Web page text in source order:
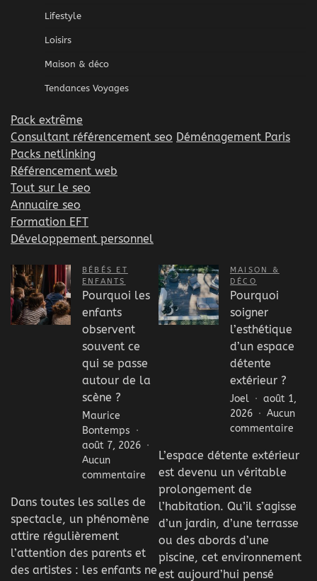
Lifestyle
Loisirs
Maison & déco
Tendances Voyages
Pack extrême
Consultant référencement seo Déménagement Paris
Packs netlinking
Référencement web
Tout sur le seo
Annuaire seo
Formation EFT
Développement personnel
BÉBÉS ET
ENFANTS
Pourquoi les
enfants
observent
souvent ce
qui se passe
autour de la
scène ?
Maurice
Bontemps
août 7, 2026
Aucun
commentaire sur
Pourquoi
enfants
observent
souvent
Dans toutes les salles de
spectacle, un phénomène
attire régulièrement
l’attention des parents et
des artistes : les enfants ne
MAISON &
DÉCO
Pourquoi
soigner
l’esthétique
d’un espace
détente
extérieur ?
Joel
août 1,
2026
Aucun
commentaire
L’espace détente extérieur
est devenu un véritable
prolongement de
l’habitation. Qu’il s’agisse
d’un jardin, d’une terrasse
ou des abords d’une
piscine, cet environnement
est aujourd’hui pensé